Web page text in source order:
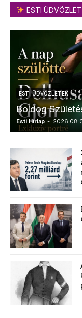
ESTI
ESTI ÜDVÖZLETEK
Boldog
Esti Hírlap -